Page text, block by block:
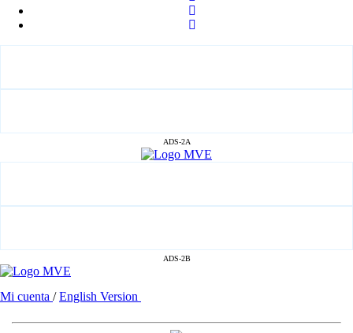
ADS-2A
ADS-2B
Mi cuenta /English Version